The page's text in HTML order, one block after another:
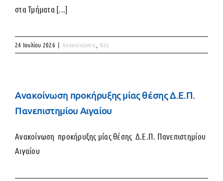
στα Τμήματα [...]
24 Ιουλίου 2026 | Ανακοινώσεις Νέα
Ανακοίνωση προκήρυξης μίας θέσης Δ.Ε.Π.
Πανεπιστημίου Αιγαίου
Ανακοίνωση προκήρυξης μίας θέσης Δ.Ε.Π. Πανεπιστημίου
Αιγαίου